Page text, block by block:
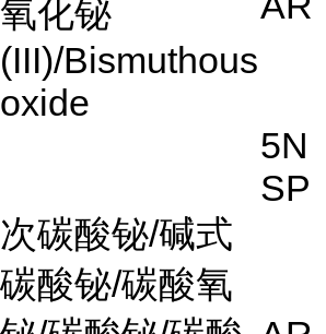
氧化铋
(III)/Bismuthous
oxide
5N
SP
次碳酸铋/碱式
碳酸铋/碳酸氧